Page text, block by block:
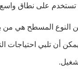
تستخدم على نطاق
النوع المسطح هي من